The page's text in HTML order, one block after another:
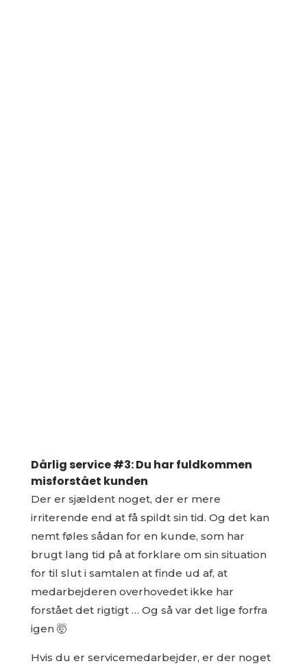
Dårlig service #3: Du har fuldkommen
misforstået kunden
Der er sjældent noget, der er mere
irriterende end at få spildt sin tid. Og det kan
nemt føles sådan for en kunde, som har
brugt lang tid på at forklare om sin situation
for til slut i samtalen at finde ud af, at
medarbejderen overhovedet ikke har
forstået det rigtigt … Og så var det lige forfra
igen 🤯
Hvis du er servicemedarbejder, er der noget